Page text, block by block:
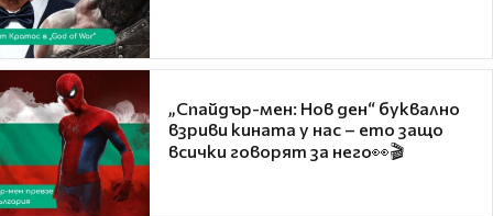
„Спайдър-мен: Нов ден“ буквално
взриви кината у нас – ето защо
всички говорят за него👀🎬